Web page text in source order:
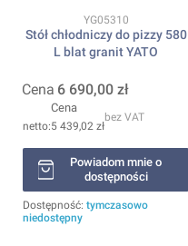
Kod produktu
YG05310
Stół chłodniczy do pizzy 580
L blat granit YATO
Cena 6 690,00 zł
Cena
5 439,02 zł
bez VAT
Powiadom mnie o
dostępności
Dostępność: tymczasowo
niedostępny